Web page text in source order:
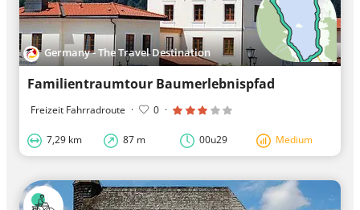
Germany - The Travel Destination
Familientraumtour Baumerlebnispfad
Freizeit Fahrradroute · 0 ·
7,29 km 87 m 00u29 Medium